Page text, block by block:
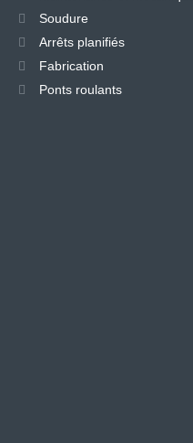
Soudure
Arrêts planifiés
Fabrication
Ponts roulants